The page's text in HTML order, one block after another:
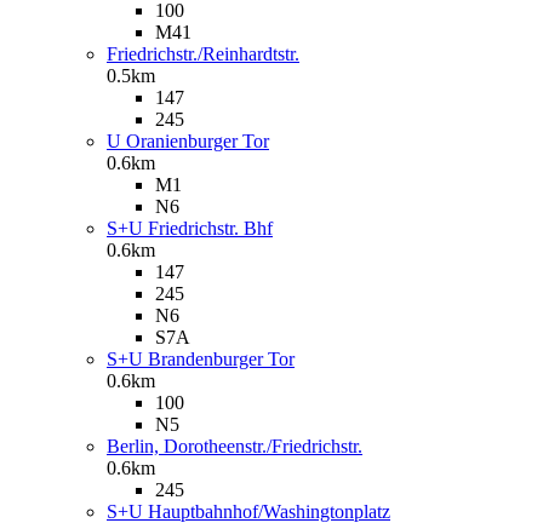
100
M41
Friedrichstr./Reinhardtstr.
0.5km
147
245
U Oranienburger Tor
0.6km
M1
N6
S+U Friedrichstr. Bhf
0.6km
147
245
N6
S7A
S+U Brandenburger Tor
0.6km
100
N5
Berlin, Dorotheenstr./Friedrichstr.
0.6km
245
S+U Hauptbahnhof/Washingtonplatz